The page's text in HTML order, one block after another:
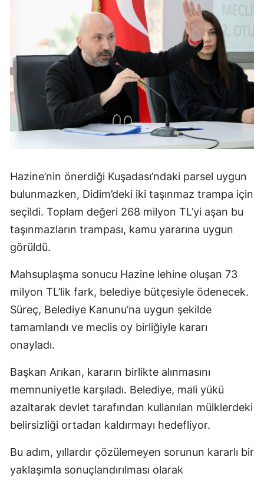
Hazine’nin önerdiği Kuşadası’ndaki parsel uygun
bulunmazken, Didim’deki iki taşınmaz trampa için
seçildi. Toplam değeri 268 milyon TL’yi aşan bu
taşınmazların trampası, kamu yararına uygun
görüldü.
Mahsuplaşma sonucu Hazine lehine oluşan 73
milyon TL’lik fark, belediye bütçesiyle ödenecek.
Süreç, Belediye Kanunu’na uygun şekilde
tamamlandı ve meclis oy birliğiyle kararı
onayladı.
Başkan Arıkan, kararın birlikte alınmasını
memnuniyetle karşıladı. Belediye, mali yükü
azaltarak devlet tarafından kullanılan mülklerdeki
belirsizliği ortadan kaldırmayı hedefliyor.
Bu adım, yıllardır çözülemeyen sorunun kararlı bir
yaklaşımla sonuçlandırılması olarak